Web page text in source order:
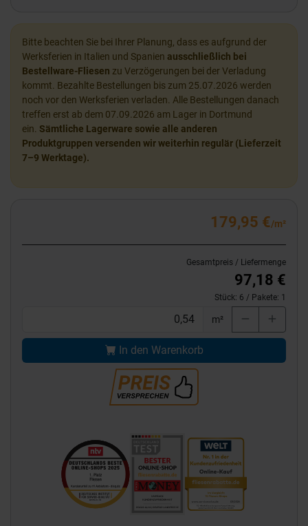
Bitte beachten Sie bei Ihrer Planung, dass es aufgrund der
Werksferien in Italien und Spanien ausschließlich bei
Bestellware-Fliesen zu Verzögerungen bei der Verladung
kommt. Bezahlte Bestellungen bis zum 25.07.2026 werden
noch vor den Werksferien verladen. Alle Bestellungen danach
treffen erst ab dem 07.09.2026 am Lager in Dortmund
ein. Sämtliche Lagerware sowie alle anderen
Produktgruppen versenden wir weiterhin regulär (Lieferzeit
7–9 Werktage).
179,95 €/m²
Gesamtpreis / Liefermenge
97,18 €
Stück: 6 / Pakete: 1
m²
In den Warenkorb